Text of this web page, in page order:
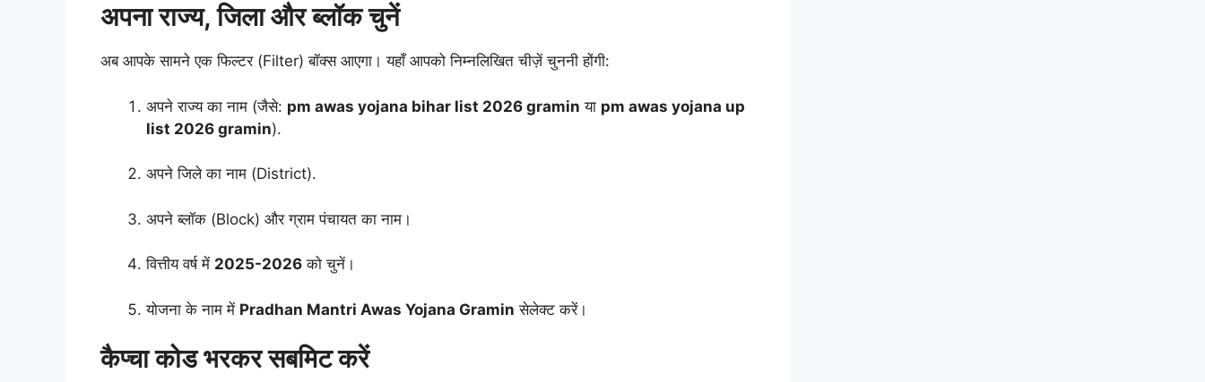
अपना राज्य, जिला और ब्लॉक चुनें
अब आपके सामने एक फिल्टर (Filter) बॉक्स आएगा। यहाँ आपको निम्नलिखित चीज़ें चुननी होंगी:
अपने राज्य का नाम (जैसे: pm awas yojana bihar list 2026 gramin या pm awas yojana up
list 2026 gramin).
अपने जिले का नाम (District).
अपने ब्लॉक (Block) और ग्राम पंचायत का नाम।
वित्तीय वर्ष में 2025-2026 को चुनें।
योजना के नाम में Pradhan Mantri Awas Yojana Gramin सेलेक्ट करें।
कैप्चा कोड भरकर सबमिट करें